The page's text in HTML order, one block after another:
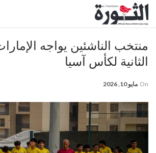
منتخب الناشئين يواجه
الثانية لكأس آسيا
On مايو 10, 2026